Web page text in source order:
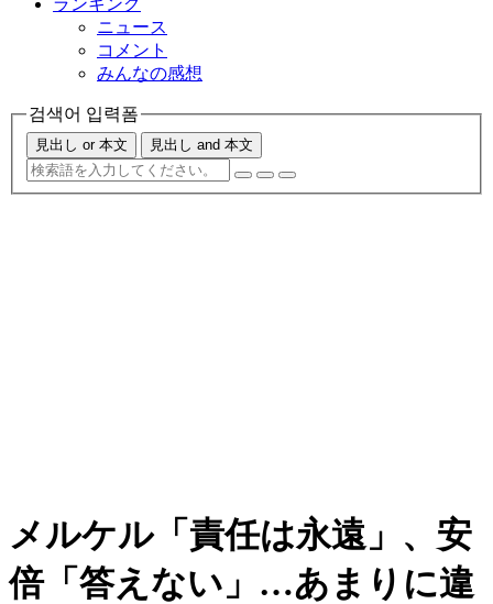
ニュース
コメント
みんなの感想
검색어 입력폼
見出し or 本文 見出し and 本文
メルケル「責任は永遠」、安
倍「答えない」…あまりに違